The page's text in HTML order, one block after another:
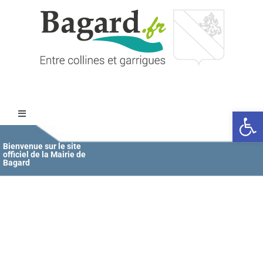
Ouvrir
Toggle
Navigation
Accueil
Bienvenue sur le site
officiel de la Mairie de
Bagard